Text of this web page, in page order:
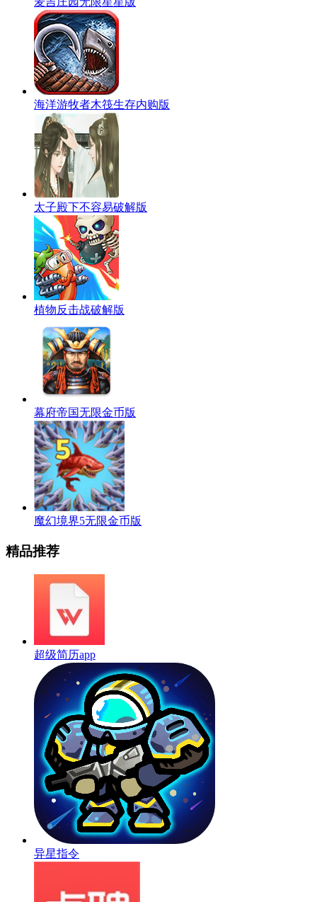
海洋游牧者木筏生存内购版
太子殿下不容易破解版
植物反击战破解版
幕府帝国无限金币版
魔幻境界5无限金币版
精品推荐
超级简历app
异星指令